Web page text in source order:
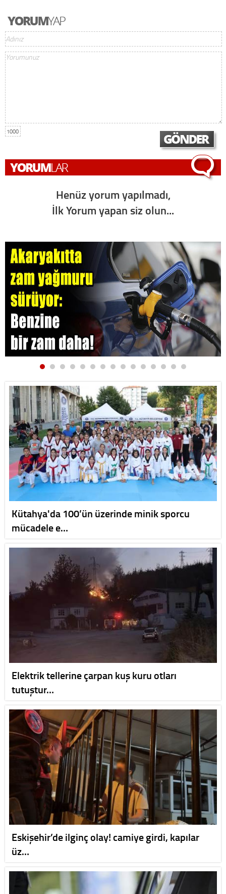
1000
Henüz yorum yapılmadı,
İlk Yorum yapan siz olun...
Kütahya'da 100’ün üzerinde minik sporcu
mücadele e…
Elektrik tellerine çarpan kuş kuru otları
tutuştur…
Eskişehir’de ilginç olay! camiye girdi, kapılar
üz…